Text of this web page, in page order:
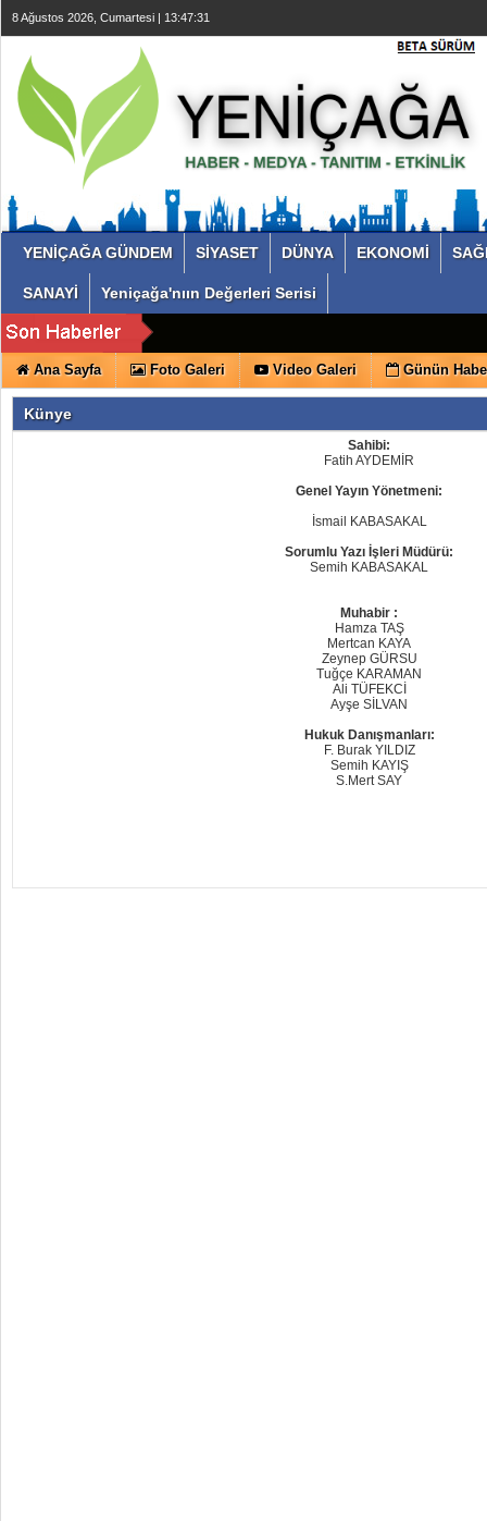
8 Ağustos 2026, Cumartesi | 13:47:31
YENİÇAĞA GÜNDEM SİYASET DÜNYA EKONOMİ
SANAYİ Yeniçağa'nıın Değerleri Serisi
Ana Sayfa Foto Galeri Video Galeri Günün
Künye
Sahibi:
Fatih AYDEMİR
Genel Yayın Yönetmeni:
İsmail KABASAKAL
Sorumlu Yazı İşleri Müdürü:
Semih KABASAKAL
Muhabir :
Hamza TAŞ
Mertcan KAYA
Zeynep GÜRSU
Tuğçe KARAMAN
Ali TÜFEKCİ
Ayşe SİLVAN
Hukuk Danışmanları:
F. Burak YILDIZ
Semih KAYIŞ
S.Mert SAY